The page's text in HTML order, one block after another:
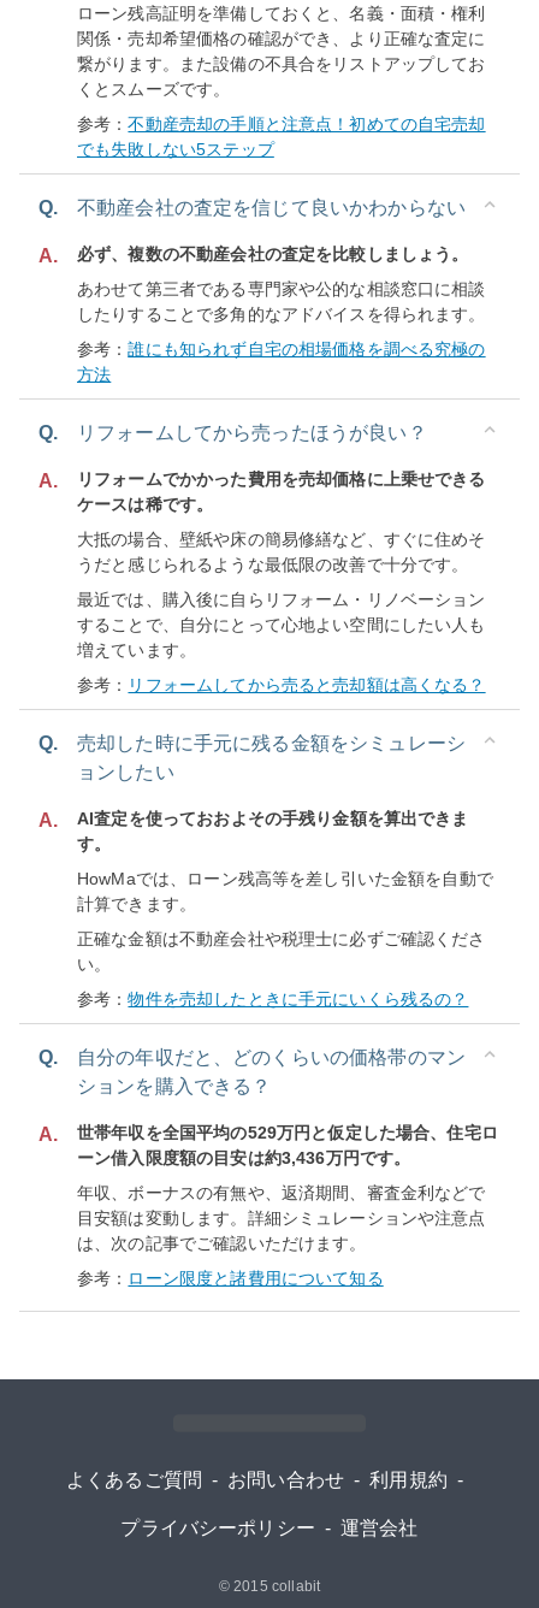
ローン残高証明を準備しておくと、名義・面積・権利
関係・売却希望価格の確認ができ、より正確な査定に
繋がります。また設備の不具合をリストアップしてお
くとスムーズです。
参考：不動産売却の手順と注意点！初めての自宅売却
でも失敗しない5ステップ
Q. 不動産会社の査定を信じて良いかわからない
A.
必ず、複数の不動産会社の査定を比較しましょう。
あわせて第三者である専門家や公的な相談窓口に相談
したりすることで多角的なアドバイスを得られます。
参考：誰にも知られず自宅の相場価格を調べる究極の
方法
Q. リフォームしてから売ったほうが良い？
A.
リフォームでかかった費用を売却価格に上乗せできる
ケースは稀です。
大抵の場合、壁紙や床の簡易修繕など、すぐに住めそ
うだと感じられるような最低限の改善で十分です。
最近では、購入後に自らリフォーム・リノベーション
することで、自分にとって心地よい空間にしたい人も
増えています。
参考： リフォームしてから売ると売却額は高くなる？
Q.
売却した時に手元に残る金額をシミュレーシ
ョンしたい
A.
AI査定を使っておおよその手残り金額を算出できま
す。
HowMaでは、ローン残高等を差し引いた金額を自動で
計算できます。
正確な金額は不動産会社や税理士に必ずご確認くださ
い。
参考：物件を売却したときに手元にいくら残るの？
Q.
自分の年収だと、どのくらいの価格帯のマン
ションを購入できる？
A.
世帯年収を全国平均の529万円と仮定した場合、住宅ロ
ーン借入限度額の目安は約3,436万円です。
年収、ボーナスの有無や、返済期間、審査金利などで
目安額は変動します。詳細シミュレーションや注意点
は、次の記事でご確認いただけます。
参考： ローン限度と諸費用について知る
よくあるご質問 - お問い合わせ - 利用規約 -
プライバシーポリシー - 運営会社
© 2015 collabit